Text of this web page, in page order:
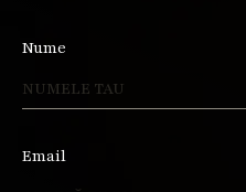
Nume
Email